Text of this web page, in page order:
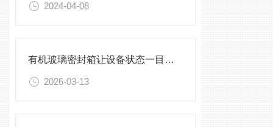
2024-04-08
有机玻璃密封箱让设备状态一目了然，告别频繁开箱
2026-03-13